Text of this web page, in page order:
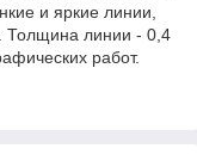
и яркие линии,
Толщина линии - 0,4
работ.